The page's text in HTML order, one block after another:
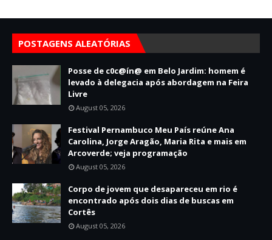
POSTAGENS ALEATÓRIAS
Posse de c0c@ín@ em Belo Jardim: homem é
levado à delegacia após abordagem na Feira
Livre
August 05, 2026
Festival Pernambuco Meu País reúne Ana
Carolina, Jorge Aragão, Maria Rita e mais em
Arcoverde; veja programação
August 05, 2026
Corpo de jovem que desapareceu em rio é
encontrado após dois dias de buscas em
Cortês
August 05, 2026